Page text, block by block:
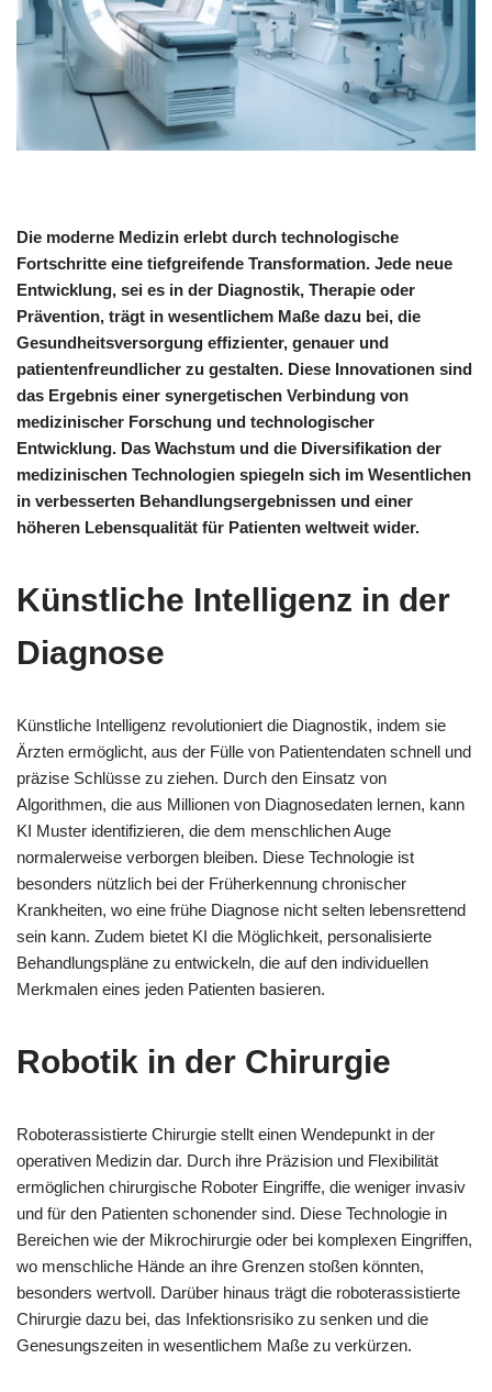
Die moderne Medizin erlebt durch technologische
Fortschritte eine tiefgreifende Transformation. Jede neue
Entwicklung, sei es in der Diagnostik, Therapie oder
Prävention, trägt in wesentlichem Maße dazu bei, die
Gesundheitsversorgung effizienter, genauer und
patientenfreundlicher zu gestalten. Diese Innovationen sind
das Ergebnis einer synergetischen Verbindung von
medizinischer Forschung und technologischer
Entwicklung. Das Wachstum und die Diversifikation der
medizinischen Technologien spiegeln sich im Wesentlichen
in verbesserten Behandlungsergebnissen und einer
höheren Lebensqualität für Patienten weltweit wider.
Künstliche Intelligenz in der
Diagnose
Künstliche Intelligenz revolutioniert die Diagnostik, indem sie
Ärzten ermöglicht, aus der Fülle von Patientendaten schnell und
präzise Schlüsse zu ziehen. Durch den Einsatz von
Algorithmen, die aus Millionen von Diagnosedaten lernen, kann
KI Muster identifizieren, die dem menschlichen Auge
normalerweise verborgen bleiben. Diese Technologie ist
besonders nützlich bei der Früherkennung chronischer
Krankheiten, wo eine frühe Diagnose nicht selten lebensrettend
sein kann. Zudem bietet KI die Möglichkeit, personalisierte
Behandlungspläne zu entwickeln, die auf den individuellen
Merkmalen eines jeden Patienten basieren.
Robotik in der Chirurgie
Roboterassistierte Chirurgie stellt einen Wendepunkt in der
operativen Medizin dar. Durch ihre Präzision und Flexibilität
ermöglichen chirurgische Roboter Eingriffe, die weniger invasiv
und für den Patienten schonender sind. Diese Technologie in
Bereichen wie der Mikrochirurgie oder bei komplexen Eingriffen,
wo menschliche Hände an ihre Grenzen stoßen könnten,
besonders wertvoll. Darüber hinaus trägt die roboterassistierte
Chirurgie dazu bei, das Infektionsrisiko zu senken und die
Genesungszeiten in wesentlichem Maße zu verkürzen.